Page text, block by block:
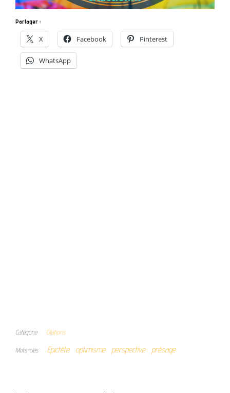
Partager :
X Facebook Pinterest
WhatsApp
Catégorie Citations
Mots-clés Epictète optimisme perspective présage